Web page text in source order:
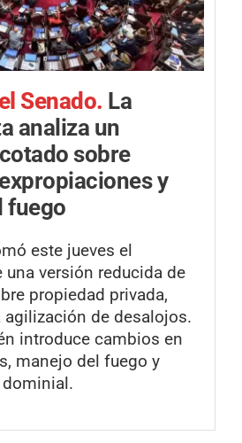
Senado. La
analiza un
sobre
y
fuego
este jueves el
versión reducida de
propiedad privada,
de desalojos.
introduce cambios en
manejo del fuego y